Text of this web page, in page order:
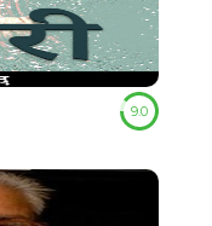
9.0